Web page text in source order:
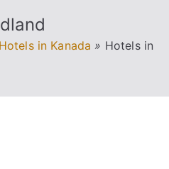
Hotels in Kanada » Hotels in